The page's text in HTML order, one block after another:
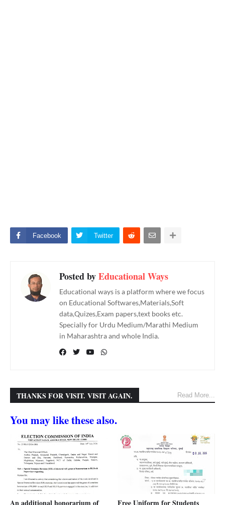
Facebook Twitter
Posted byEducational Ways
Educational ways is a platform where we focus
on Educational Softwares,Materials,Soft
data,Quizes,Exam papers,text books etc.
Specially for Urdu Medium/Marathi Medium
in Maharashtra and whole India.
THANKS FOR VISIT. VISIT AGAIN. Read More...
You may like these also.